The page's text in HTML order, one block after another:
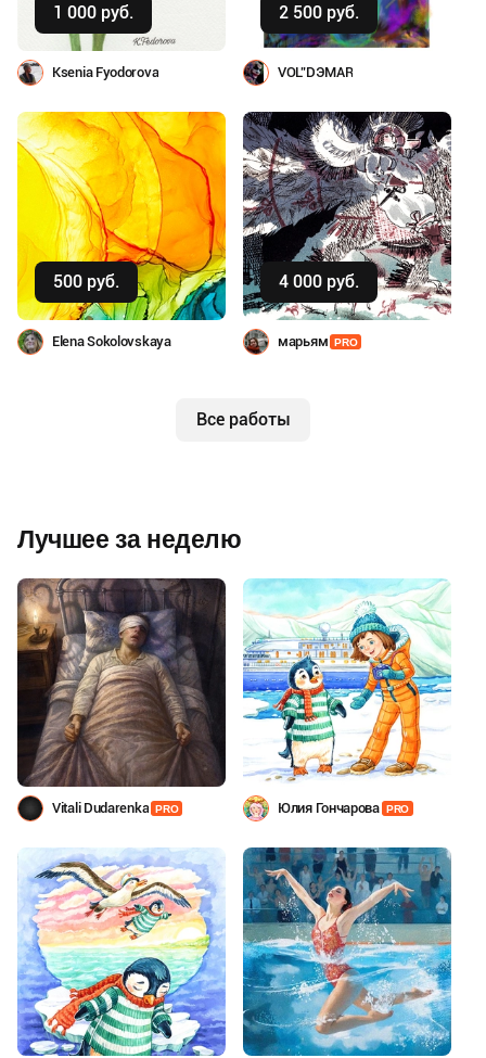
1 000 руб.
Ksenia Fyodorova
2 500 руб.
VOL”DЭMAR
500 руб.
Купить
Elena Sokolovskaya
4 000 руб.
Купить
марьям PRO
Все работы
Лучшее за неделю
Vitali Dudarenka PRO Юлия Гончарова PRO